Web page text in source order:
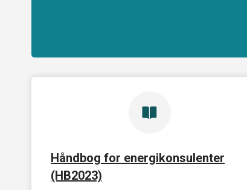
Håndbog for energikonsulenter
(HB2023)